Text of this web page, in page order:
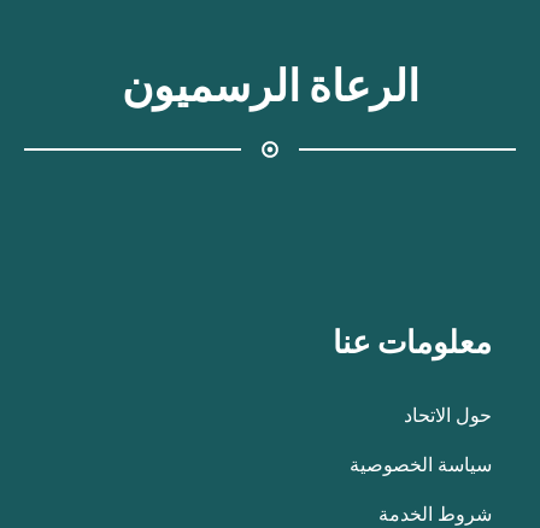
الرعاة الرسميون
معلومات عنا
حول الاتحاد
سياسة الخصوصية
شروط الخدمة